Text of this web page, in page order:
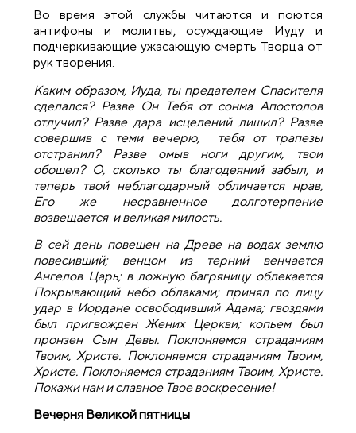
Во время этой службы читаются и поются
антифоны и молитвы, осуждающие Иуду и
подчеркивающие ужасающую смерть Творца от
рук творения.
Каким образом, Иуда, ты предателем Спасителя
сделался? Разве Он Тебя от сонма Апостолов
отлучил? Разве дара исцелений лишил? Разве
совершив с теми вечерю, тебя от трапезы
отстранил? Разве омыв ноги другим, твои
обошел? О, сколько ты благодеяний забыл, и
теперь твой неблагодарный обличается нрав,
Его же несравненное долготерпение
возвещается и великая милость.
В сей день повешен на Древе на водах землю
повесивший; венцом из терний венчается
Ангелов Царь; в ложную багряницу облекается
Покрывающий небо облаками; принял по лицу
удар в Иордане освободивший Адама; гвоздями
был пригвожден Жених Церкви; копьем был
пронзен Сын Девы. Поклоняемся страданиям
Твоим, Христе. Поклоняемся страданиям Твоим,
Христе. Поклоняемся страданиям Твоим, Христе.
Покажи нам и славное Твое воскресение!
Вечерня Великой пятницы